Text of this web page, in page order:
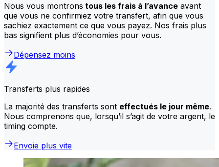
Nous vous montrons tous les frais à l’avance avant
que vous ne confirmiez votre transfert, afin que vous
sachiez exactement ce que vous payez. Nos frais plus
bas signifient plus d’économies pour vous.
Dépensez moins
Transferts plus rapides
La majorité des transferts sont effectués le jour même.
Nous comprenons que, lorsqu’il s’agit de votre argent, le
timing compte.
Envoie plus vite